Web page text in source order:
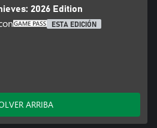
2026 Edition
ESTA EDICIÓN
ARRIBA